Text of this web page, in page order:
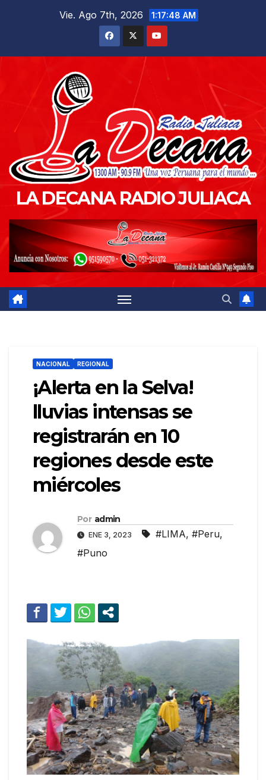
Vie. Ago 7th, 2026 1:17:49 AM
LA DECANA RADIO JULIACA
NACIONAL REGIONAL
¡Alerta en la Selva!
lluvias intensas se
registrarán en 10
regiones desde este
miércoles
Por admin
ENE 3, 2023 #LIMA, #Peru,
#Puno